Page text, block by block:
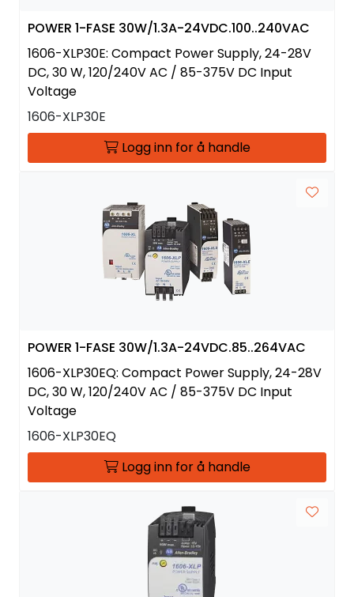
POWER 1-FASE 30W/1.3A-24VDC.100..240VAC
1606-XLP30E: Compact Power Supply, 24-28V
DC, 30 W, 120/240V AC / 85-375V DC Input
Voltage
1606-XLP30E
Logg inn for å handle
POWER 1-FASE 30W/1.3A-24VDC.85..264VAC
1606-XLP30EQ: Compact Power Supply, 24-28V
DC, 30 W, 120/240V AC / 85-375V DC Input
Voltage
1606-XLP30EQ
Logg inn for å handle